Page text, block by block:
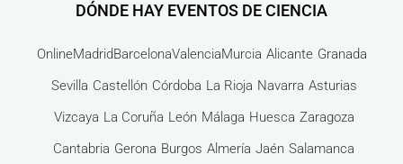
DÓNDE HAY EVENTOS DE CIENCIA
OnlineMadridBarcelonaValenciaMurcia Alicante Granada
Sevilla Castellón Córdoba La Rioja Navarra Asturias
Vizcaya La Coruña León Málaga Huesca Zaragoza
Cantabria Gerona Burgos Almería Jaén Salamanca